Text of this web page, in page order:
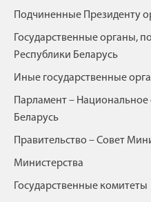
Подчиненные Президенту
Государственные органы,
Республики Беларусь
Иные государственные
Парламент –
Беларусь
Правительство – Совет
Министерства
Государственные комитеты